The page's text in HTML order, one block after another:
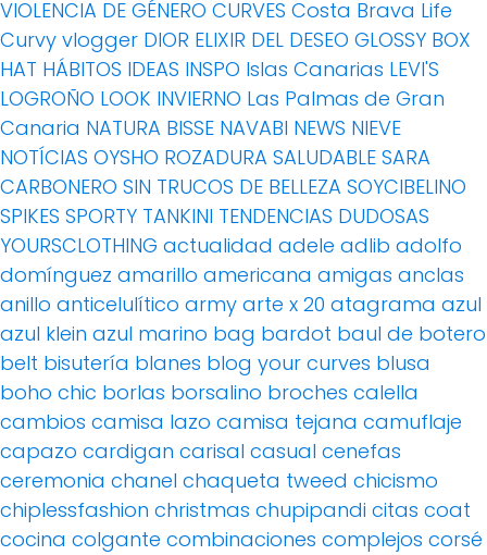
VIOLENCIA DE GÉNERO CURVES Costa Brava Life
Curvy vlogger DIOR ELIXIR DEL DESEO GLOSSY BOX
HAT HÁBITOS IDEAS INSPO Islas Canarias LEVI'S
LOGROÑO LOOK INVIERNO Las Palmas de Gran
Canaria NATURA BISSE NAVABI NEWS NIEVE
NOTÍCIAS OYSHO ROZADURA SALUDABLE SARA
CARBONERO SIN TRUCOS DE BELLEZA SOYCIBELINO
SPIKES SPORTY TANKINI TENDENCIAS DUDOSAS
YOURSCLOTHING actualidad adele adlib adolfo
domínguez amarillo americana amigas anclas
anillo anticelulítico army arte x 20 atagrama azul
azul klein azul marino bag bardot baul de botero
belt bisutería blanes blog your curves blusa
boho chic borlas borsalino broches calella
cambios camisa lazo camisa tejana camuflaje
capazo cardigan carisal casual cenefas
ceremonia chanel chaqueta tweed chicismo
chiplessfashion christmas chupipandi citas coat
cocina colgante combinaciones complejos corsé